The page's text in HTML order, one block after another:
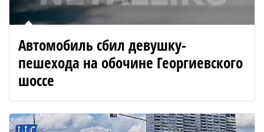
Автомобиль сбил девушку-
пешехода на обочине Георгиевского
шоссе